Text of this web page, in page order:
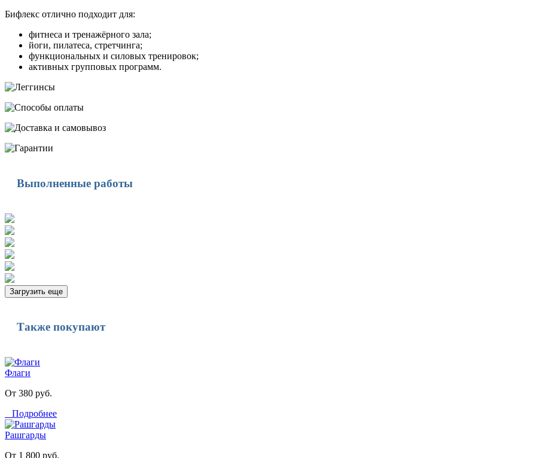
Бифлекс отлично подходит для:
фитнеса и тренажёрного зала;
йоги, пилатеса, стретчинга;
функциональных и силовых тренировок;
активных групповых программ.
Выполненные работы
Загрузить еще
Также покупают
Флаги
От 380 руб.
Подробнее
Рашгарды
От 1 800 руб.